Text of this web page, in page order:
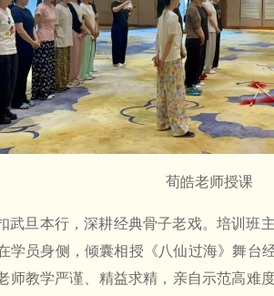
荀皓老师授课
武旦本行，深耕经典骨子老戏。培训班
学员身侧，倾囊相授《八仙过海》舞台
师教学严谨、精益求精，亲自示范高难